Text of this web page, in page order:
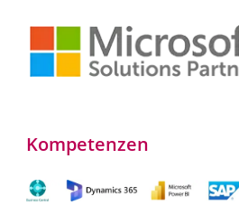
Kompetenzen